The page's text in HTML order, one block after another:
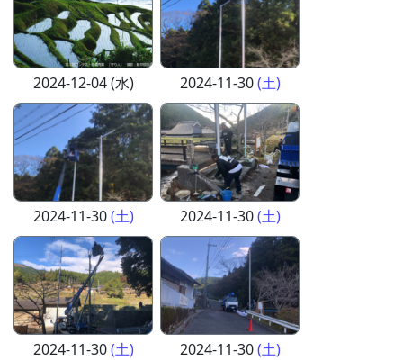
2024-12-04 (水) 2024-11-30(土)
2024-11-30(土) 2024-11-30(土)
2024-11-30(土) 2024-11-30(土)